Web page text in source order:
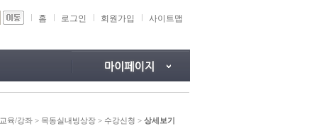
홈 로그인 회원가입 사이트맵
육/강좌 > 목동실내빙상장 > 수강신청 > 상세보기